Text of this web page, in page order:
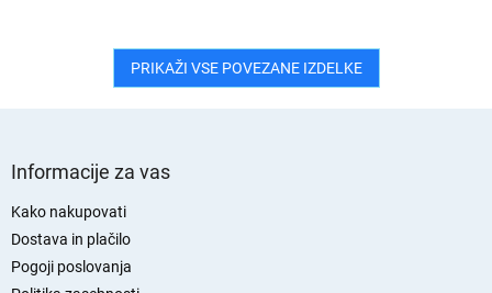
PRIKAŽI VSE POVEZANE IZDELKE
Informacije za vas
Kako nakupovati
Dostava in plačilo
Pogoji poslovanja